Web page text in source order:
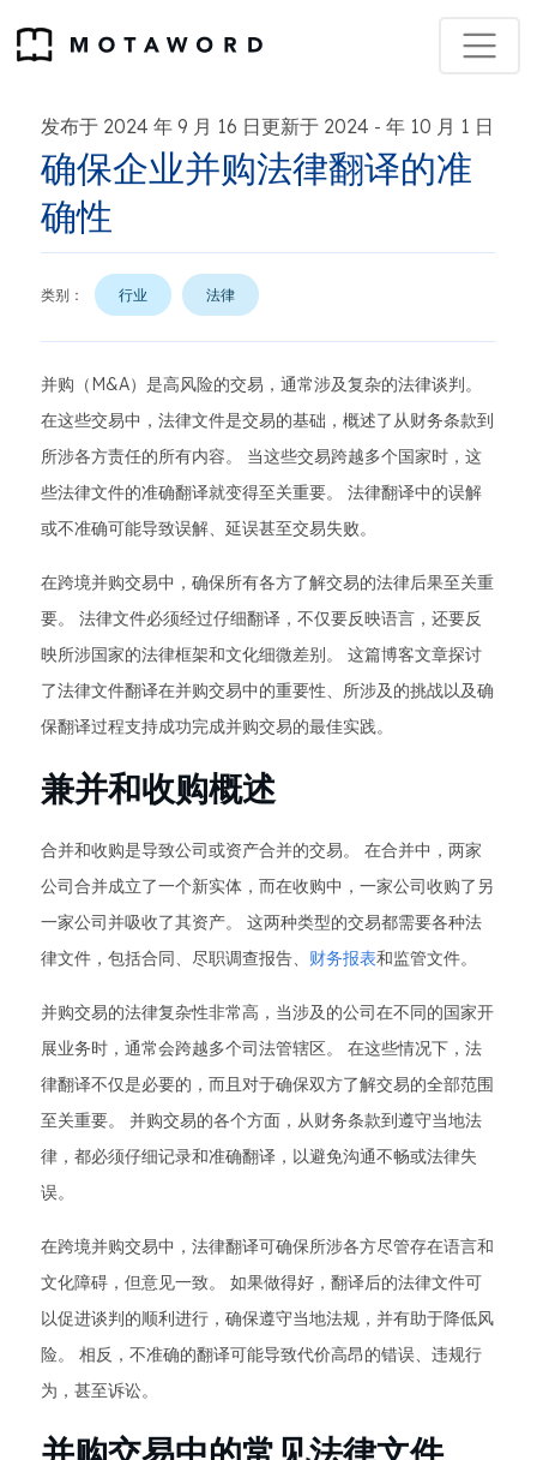
发布于 2024 年 9 月 16 日更新于 2024 - 年 10 月 1 日
确保企业并购法律翻译的准
确性
类别： 行业 法律
并购（M&A）是高风险的交易，通常涉及复杂的法律谈判。
在这些交易中，法律文件是交易的基础，概述了从财务条款到
所涉各方责任的所有内容。 当这些交易跨越多个国家时，这
些法律文件的准确翻译就变得至关重要。 法律翻译中的误解
或不准确可能导致误解、延误甚至交易失败。
在跨境并购交易中，确保所有各方了解交易的法律后果至关重
要。 法律文件必须经过仔细翻译，不仅要反映语言，还要反
映所涉国家的法律框架和文化细微差别。 这篇博客文章探讨
了法律文件翻译在并购交易中的重要性、所涉及的挑战以及确
保翻译过程支持成功完成并购交易的最佳实践。
兼并和收购概述
合并和收购是导致公司或资产合并的交易。 在合并中，两家
公司合并成立了一个新实体，而在收购中，一家公司收购了另
一家公司并吸收了其资产。 这两种类型的交易都需要各种法
律文件，包括合同、尽职调查报告、 财务报表和监管文件。
并购交易的法律复杂性非常高，当涉及的公司在不同的国家开
展业务时，通常会跨越多个司法管辖区。 在这些情况下，法
律翻译不仅是必要的，而且对于确保双方了解交易的全部范围
至关重要。 并购交易的各个方面，从财务条款到遵守当地法
律，都必须仔细记录和准确翻译，以避免沟通不畅或法律失
误。
在跨境并购交易中，法律翻译可确保所涉各方尽管存在语言和
文化障碍，但意见一致。 如果做得好，翻译后的法律文件可
以促进谈判的顺利进行，确保遵守当地法规，并有助于降低风
险。 相反，不准确的翻译可能导致代价高昂的错误、违规行
为，甚至诉讼。